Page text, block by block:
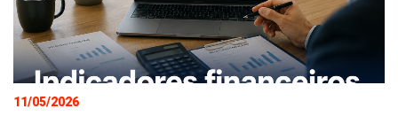
11/05/2026